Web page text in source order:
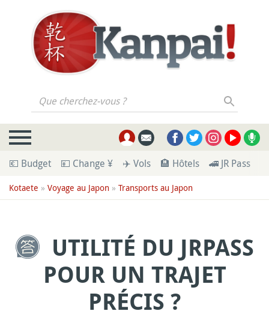
Que cherchez-vous ?
💶 Budget 💴 Change ¥ ✈️ Vols 🏨 Hôtels 🚄 JR Pass
Kotaete » Voyage au Japon » Transports au Japon
UTILITÉ DU JRPASS
POUR UN TRAJET
PRÉCIS ?